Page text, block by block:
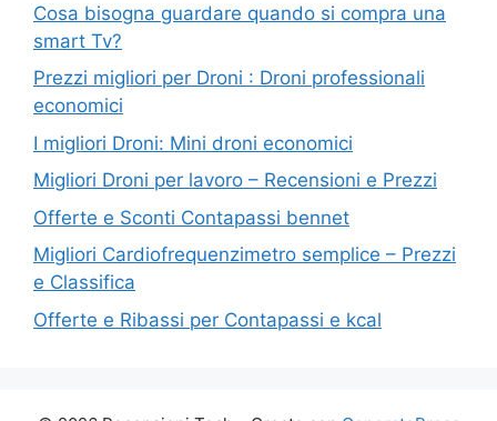
Cosa bisogna guardare quando si compra una
smart Tv?
Prezzi migliori per Droni : Droni professionali
economici
I migliori Droni: Mini droni economici
Migliori Droni per lavoro – Recensioni e Prezzi
Offerte e Sconti Contapassi bennet
Migliori Cardiofrequenzimetro semplice – Prezzi
e Classifica
Offerte e Ribassi per Contapassi e kcal